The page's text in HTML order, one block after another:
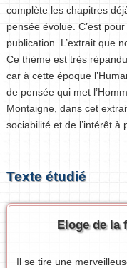
complète les chapitres
pensée évolue. C’est
publication. L’extrait que
Ce thème est très
car à cette époque
de pensée qui met
Montaigne, dans cet
sociabilité et de l’intérêt à
Texte étudié
Eloge de la
Il se tire une